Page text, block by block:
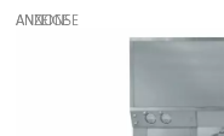
ANZEIGE